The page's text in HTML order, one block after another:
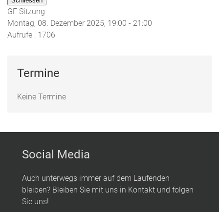
GF Sitzung
Montag, 08. Dezember 2025, 19:00 - 21:00
Aufrufe : 1706
Termine
Keine Termine
Social Media
Auch unterwegs immer auf dem Laufenden
bleiben? Bleiben Sie mit uns in Kontakt und folgen
Sie uns!